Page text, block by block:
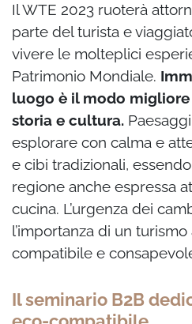
Il WTE 2023 ruoterà
parte del turista e
vivere le molteplici
Patrimonio Mondiale.
luogo è il modo
storia e cultura.
esplorare con calma e
e cibi tradizionali,
regione anche espressa
cucina. L’urgenza dei
l’importanza di un
compatibile e
Il seminario B2B